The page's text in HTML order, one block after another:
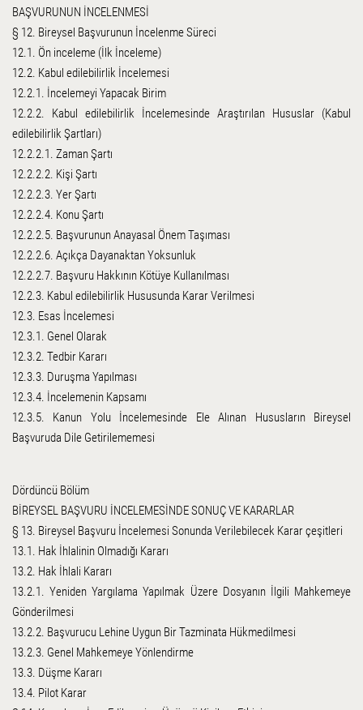
BAŞVURUNUN İNCELENMESİ
§ 12. Bireysel Başvurunun İncelenme Süreci
12.1. Ön inceleme (İlk İnceleme)
12.2. Kabul edilebilirlik İncelemesi
12.2.1. İncelemeyi Yapacak Birim
12.2.2. Kabul edilebilirlik İncelemesinde Araştırılan Hususlar (Kabul
edilebilirlik Şartları)
12.2.2.1. Zaman Şartı
12.2.2.2. Kişi Şartı
12.2.2.3. Yer Şartı
12.2.2.4. Konu Şartı
12.2.2.5. Başvurunun Anayasal Önem Taşıması
12.2.2.6. Açıkça Dayanaktan Yoksunluk
12.2.2.7. Başvuru Hakkının Kötüye Kullanılması
12.2.3. Kabul edilebilirlik Hususunda Karar Verilmesi
12.3. Esas İncelemesi
12.3.1. Genel Olarak
12.3.2. Tedbir Kararı
12.3.3. Duruşma Yapılması
12.3.4. İncelemenin Kapsamı
12.3.5. Kanun Yolu İncelemesinde Ele Alınan Hususların Bireysel
Başvuruda Dile Getirilememesi
Dördüncü Bölüm
BİREYSEL BAŞVURU İNCELEMESİNDE SONUÇ VE KARARLAR
§ 13. Bireysel Başvuru İncelemesi Sonunda Verilebilecek Karar çeşitleri
13.1. Hak İhlalinin Olmadığı Kararı
13.2. Hak İhlali Kararı
13.2.1. Yeniden Yargılama Yapılmak Üzere Dosyanın İlgili Mahkemeye
Gönderilmesi
13.2.2. Başvurucu Lehine Uygun Bir Tazminata Hükmedilmesi
13.2.3. Genel Mahkemeye Yönlendirme
13.3. Düşme Kararı
13.4. Pilot Karar